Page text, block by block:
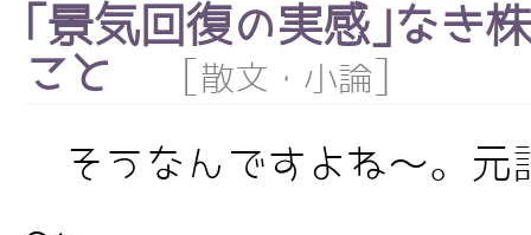
｢景気回復の実感｣なき
こと
散文・小論
そうなんですよね～。元